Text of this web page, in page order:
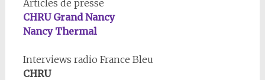
Articles de presse
CHRU Grand Nancy
Nancy Thermal
Interviews radio France Bleu
CHRU